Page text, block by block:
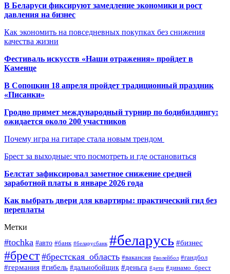
В Беларуси фиксируют замедление экономики и рост
давления на бизнес
Как экономить на повседневных покупках без снижения
качества жизни
Фестиваль искусств «Наши отражения» пройдет в
Каменце
В Сопоцкин 18 апреля пройдет традиционный праздник
«Писанки»
Гродно примет международный турнир по бодибилдингу:
ожидается около 200 участников
Почему игра на гитаре стала новым трендом
Брест за выходные: что посмотреть и где остановиться
Белстат зафиксировал заметное снижение средней
заработной платы в январе 2026 года
Как выбрать двери для квартиры: практический гид без
переплаты
Метки
#tochka #авто #банк #беларусбанк #беларусь #бизнес
#брест #брестская_область #вакансия #волейбол #гандбол
#германия #гибель #дальнобойщик #деньга #дети #динамо_брест